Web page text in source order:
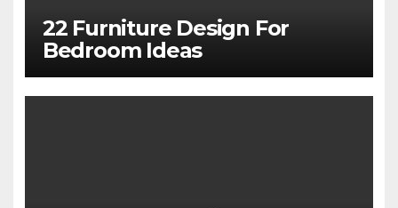
22 Furniture Design For
Bedroom Ideas